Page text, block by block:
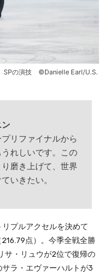
SPの演技 ©Danielle Earl/U.S.
ン
リファイナルから
れしいです。この
磨き上げて、世界
いきたい。
プルアクセルを決めて
点）。今季全戦全勝
サ・リュウが2位で復帰の
ラ・エヴァーハルトが3